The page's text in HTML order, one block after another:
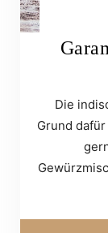
Die
Grund